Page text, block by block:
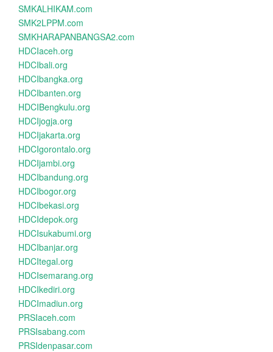
SMKALHIKAM.com
SMK2LPPM.com
SMKHARAPANBANGSA2.com
HDCIaceh.org
HDCIbali.org
HDCIbangka.org
HDCIbanten.org
HDCIBengkulu.org
HDCIjogja.org
HDCIjakarta.org
HDCIgorontalo.org
HDCIjambi.org
HDCIbandung.org
HDCIbogor.org
HDCIbekasi.org
HDCIdepok.org
HDCIsukabumi.org
HDCIbanjar.org
HDCItegal.org
HDCIsemarang.org
HDCIkediri.org
HDCImadiun.org
PRSIaceh.com
PRSIsabang.com
PRSIdenpasar.com